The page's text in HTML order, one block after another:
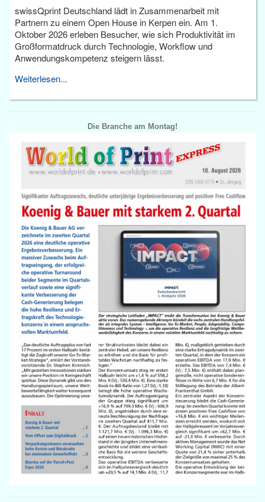
swissQprint Deutschland lädt in Zusammenarbeit mit
Partnern zu einem Open House in Kerpen ein. Am 1.
Oktober 2026 erleben Besucher, wie sich Produktivität im
Großformatdruck durch Technologie, Workflow und
Anwendungskompetenz steigern lässt.
Weiterlesen...
Die Branche am Montag!